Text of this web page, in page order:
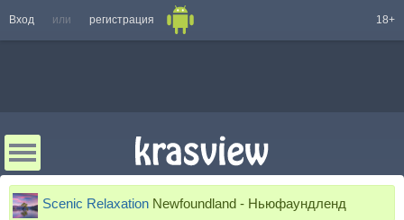
Вход или регистрация 18+
Scenic Relaxation Newfoundland - Ньюфаундленд